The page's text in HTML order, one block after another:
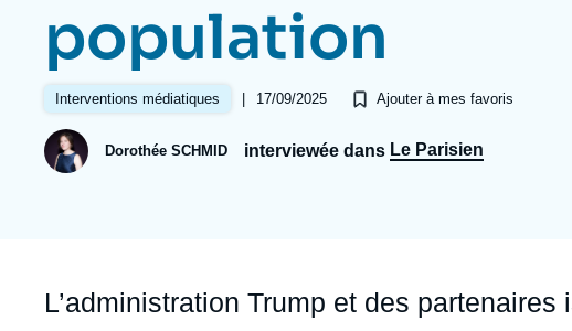
Partenariats et réseaux
Nous soutenir en tant que professionnel
Intelligence artificielle
Guerre en Ukraine
OTAN
Jeudi 17 septembre 2026 17:30
population
Interventions médiatiques | 17/09/2025 Ajouter à mes favoris
Dorothée SCHMID interviewée dans Le Parisien
Accroche
L’administration Trump et des